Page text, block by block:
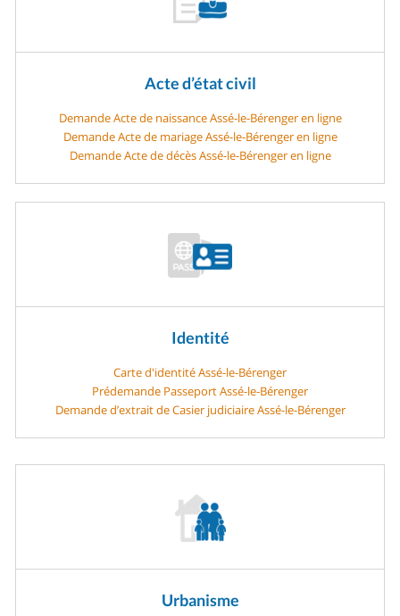
Acte d’état civil
Demande Acte de naissance Assé-le-Bérenger en ligne
Demande Acte de mariage Assé-le-Bérenger en ligne
Demande Acte de décès Assé-le-Bérenger en ligne
Identité
Carte d'identité Assé-le-Bérenger
Prédemande Passeport Assé-le-Bérenger
Demande d’extrait de Casier judiciaire Assé-le-Bérenger
Urbanisme